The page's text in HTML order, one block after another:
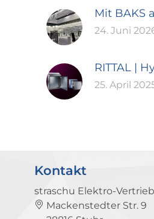
Mit BAKS
24. Juni
RITTAL |
25. April
Kontakt
straschu Elektro-
Mackenstedter Str. 9